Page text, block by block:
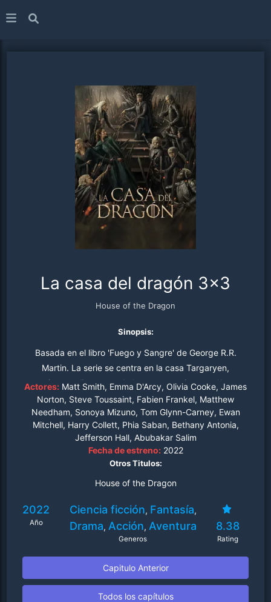
La casa del dragón 3x3
House of the Dragon
Sinopsis:
Basada en el libro 'Fuego y Sangre' de George R.R.
Martin. La serie se centra en la casa Targaryen,
trescientos años antes de los eventos vistos en 'Juego
de Tronos'.
Actores: Matt Smith, Emma D'Arcy, Olivia Cooke, James
Norton, Steve Toussaint, Fabien Frankel, Matthew
Needham, Sonoya Mizuno, Tom Glynn-Carney, Ewan
Mitchell, Harry Collett, Phia Saban, Bethany Antonia,
Jefferson Hall, Abubakar Salim
Fecha de estreno: 2022
Otros Titulos:
House of the Dragon
2022
Año
Ciencia ficción, Fantasía,
Drama, Acción, Aventura
Generos
8.38
Rating
Capitulo Anterior
Todos los capítulos